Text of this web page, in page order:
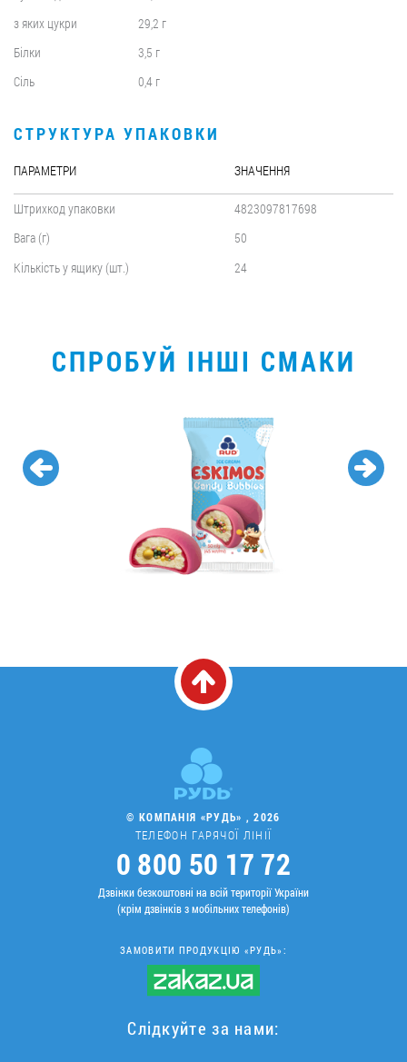
з яких цукри
29,2 г
Білки
3,5 г
Сіль
0,4 г
СТРУКТУРА УПАКОВКИ
ПАРАМЕТРИ ЗНАЧЕННЯ
Штрихкод упаковки
4823097817698
Вага (г)
50
Кількість у ящику (шт.)
24
СПРОБУЙ ІНШІ СМАКИ
© КОМПАНІЯ «РУДЬ» , 2026
ТЕЛЕФОН ГАРЯЧОЇ ЛІНІЇ
0 800 50 17 72
Дзвінки безкоштовні на всій території України
(крім дзвінків з мобільних телефонів)
ЗАМОВИТИ ПРОДУКЦІЮ «РУДЬ»:
Слідкуйте за нами: